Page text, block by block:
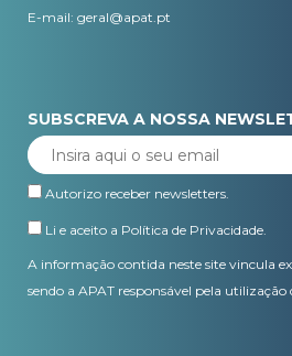
E-mail: geral@apat.pt
SUBSCREVA A NOSSA
Autorizo receber newsletters.
Li e aceito a Política de Privacidade.
A informação contida neste site vincula
sendo a APAT responsável pela utilização